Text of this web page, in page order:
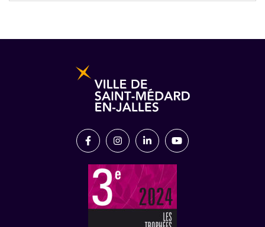
Lien vers le compte Facebook
Lien vers le compte Instagram
Lien vers le compte
Lien vers la